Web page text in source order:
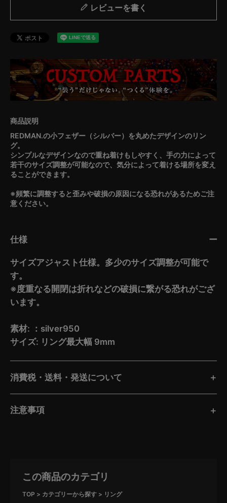
レビューを書く
REDMAN.の小フェザー（シルバー）を丸めたデザインのリン
グ。
シンプルなデザインなので重ね着けもしやすく、手の力によって
若干のサイズ調整が可能なので、気分によって着ける場所を変え
ることができます。
※頻繁に調整すると歪みや破損の原因になる恐れがあるためご注
意ください。
仕様
サイズアジャスト仕様。多少のサイズ調整が可能で
す。
※度重なる開閉は折れなどの破損に繋がる恐れがござ
います。
素材: ：silver950
サイズ: リング最大幅 9mm
消費税・送料・発送について
注意事項
この商品のカテゴリ
TOP カテゴリーから探す
リング